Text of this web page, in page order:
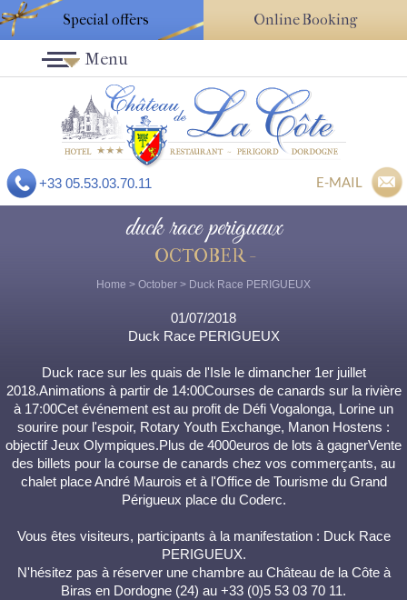
Special offers Online Booking
+33 05.53.03.70.11 E-MAIL
Menu
duck race perigueux
OCTOBER -
Home > October > Duck Race PERIGUEUX
01/07/2018
Duck Race PERIGUEUX
Duck race sur les quais de l'Isle le dimancher 1er juillet
2018.Animations à partir de 14:00Courses de canards sur la rivière
à 17:00Cet événement est au profit de Défi Vogalonga, Lorine un
sourire pour l'espoir, Rotary Youth Exchange, Manon Hostens :
objectif Jeux Olympiques.Plus de 4000euros de lots à gagnerVente
des billets pour la course de canards chez vos commerçants, au
chalet place André Maurois et à l'Office de Tourisme du Grand
Périgueux place du Coderc.
Vous êtes visiteurs, participants à la manifestation : Duck Race
PERIGUEUX.
N'hésitez pas à réserver une chambre au Château de la Côte à
Biras en Dordogne (24) au +33 (0)5 53 03 70 11.